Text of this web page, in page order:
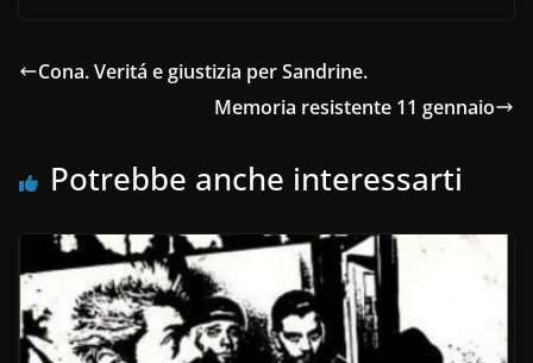
Cona. Veritá e giustizia per Sandrine.
Memoria resistente 11 gennaio
Potrebbe anche interessarti